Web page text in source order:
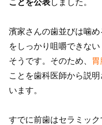
ことを公表しました。
濱家さんの歯並びは噛
をしっかり咀嚼できな
そうです。そのため、
ことを歯科医師から説
います。
すでに前歯はセラミッ